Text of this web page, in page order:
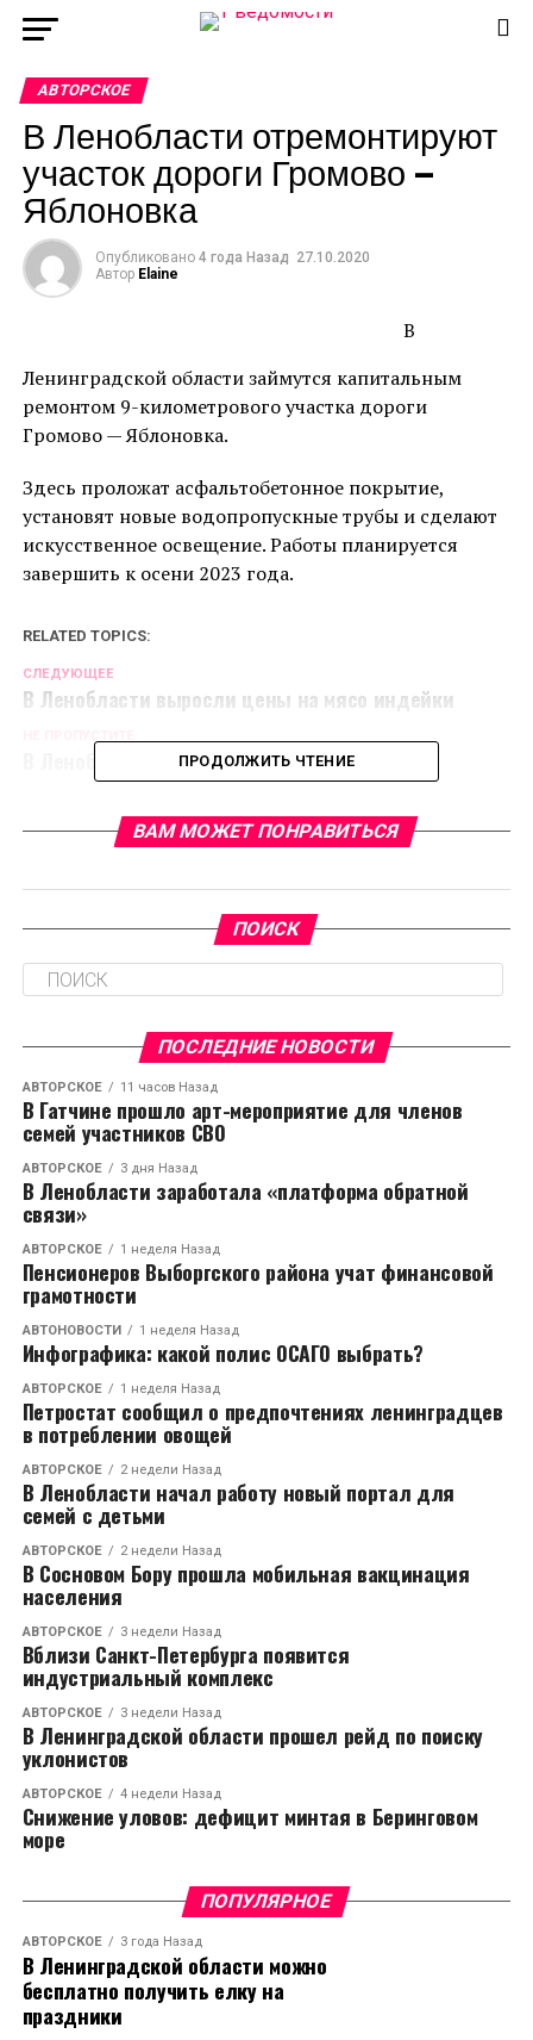
АВТОРСКОЕ
В Ленобласти отремонтируют
участок дороги Громово —
Яблоновка
Опубликовано 4 года Назад 27.10.2020
Автор Elaine
В
Ленинградской области займутся капитальным
ремонтом 9-километрового участка дороги
Громово — Яблоновка.
Здесь проложат асфальтобетонное покрытие,
установят новые водопропускные трубы и сделают
искусственное освещение. Работы планируется
завершить к осени 2023 года.
RELATED TOPICS:
CЛЕДУЮЩЕЕ
В Ленобласти выросли цены на мясо индейки
В Ленобласти вводят новые ограничения
ПРОДОЛЖИТЬ ЧТЕНИЕ
ВАМ МОЖЕТ ПОНРАВИТЬСЯ
ПОИСК
ПОСЛЕДНИЕ НОВОСТИ
АВТОРСКОЕ 11 часов Назад
В Гатчине прошло арт-мероприятие для членов
семей участников СВО
АВТОРСКОЕ 3 дня Назад
В Ленобласти заработала «платформа обратной
связи»
АВТОРСКОЕ 1 неделя Назад
Пенсионеров Выборгского района учат финансовой
грамотности
АВТОНОВОСТИ 1 неделя Назад
Инфографика: какой полис ОСАГО выбрать?
АВТОРСКОЕ 1 неделя Назад
Петростат сообщил о предпочтениях ленинградцев
в потреблении овощей
АВТОРСКОЕ 2 недели Назад
В Ленобласти начал работу новый портал для
семей с детьми
АВТОРСКОЕ 2 недели Назад
В Сосновом Бору прошла мобильная вакцинация
населения
АВТОРСКОЕ 3 недели Назад
Вблизи Санкт-Петербурга появится
индустриальный комплекс
АВТОРСКОЕ 3 недели Назад
В Ленинградской области прошел рейд по поиску
уклонистов
АВТОРСКОЕ 4 недели Назад
Снижение уловов: дефицит минтая в Беринговом
море
ПОПУЛЯРНОЕ
АВТОРСКОЕ 3 года Назад
В Ленинградской области можно
бесплатно получить елку на
праздники